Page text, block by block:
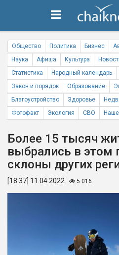
Общество Политика Бизнес
Наука
Афиша Культура
Статистика
Народный календарь
Закон и порядок
Образование
Благоустройство
Здоровье
Фотофакт
Экология СВО
Более 15 тысяч
выбрались в этом
склоны других
[18:37] 11.04.2022 5 016